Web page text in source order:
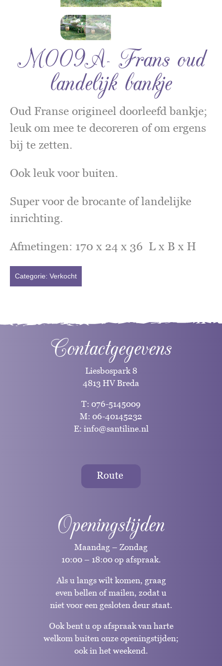
M009A- Frans oud
landelijk bankje
Oud Franse origineel doorleefd bankje;
leuk om mee te decoreren of om ergens
bij te zetten.
Ook leuk voor buiten.
Super voor de brocante of landelijke
inrichting.
Afmetingen: 170 x 24 x 36 L x B x H
Categorie: Verkocht
Contactgegevens
Liesbospark 8
4813 HV Breda
T: 076-5145009
M: 06-40145232
E: info@santiline.nl
Route
Openingstijden
Maandag – Zondag
10:00 – 18:00 op afspraak.
Als u langs wilt komen, graag
even bellen of mailen, zodat u
niet voor een gesloten deur staat.
Ook bent u op afspraak van harte
welkom buiten onze openingstijden;
ook in het weekend.